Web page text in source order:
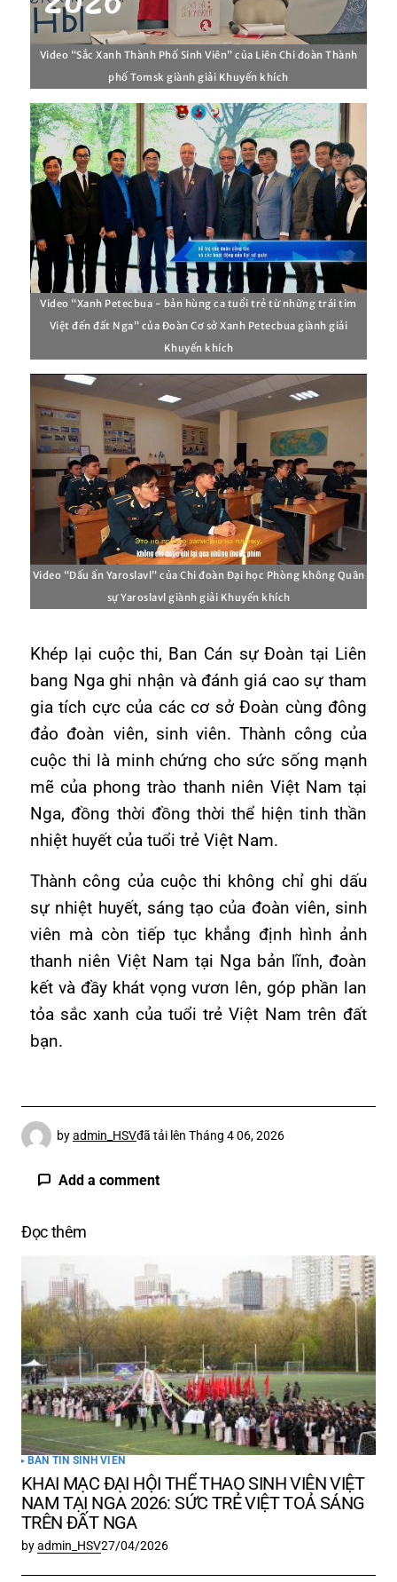
Video “Sắc Xanh Thành Phố Sinh Viên” của Liên Chi đoàn Thành
phố Tomsk giành giải Khuyến khích
Video “Xanh Petecbua - bản hùng ca tuổi trẻ từ những trái tim
Việt đến đất Nga” của Đoàn Cơ sở Xanh Petecbua giành giải
Khuyến khích
Video “Dấu ấn Yaroslavl” của Chi đoàn Đại học Phòng không Quân
sự Yaroslavl giành giải Khuyến khích
Khép lại cuộc thi, Ban Cán sự Đoàn tại Liên
bang Nga ghi nhận và đánh giá cao sự tham
gia tích cực của các cơ sở Đoàn cùng đông
đảo đoàn viên, sinh viên. Thành công của
cuộc thi là minh chứng cho sức sống mạnh
mẽ của phong trào thanh niên Việt Nam tại
Nga, đồng thời đồng thời thể hiện tinh thần
nhiệt huyết của tuổi trẻ Việt Nam.
Thành công của cuộc thi không chỉ ghi dấu
sự nhiệt huyết, sáng tạo của đoàn viên, sinh
viên mà còn tiếp tục khẳng định hình ảnh
thanh niên Việt Nam tại Nga bản lĩnh, đoàn
kết và đầy khát vọng vươn lên, góp phần lan
tỏa sắc xanh của tuổi trẻ Việt Nam trên đất
bạn.
byadmin_HSVđã tải lên Tháng 4 06, 2026
Add a comment
Email của bạn sẽ không được hiển thị công
khai. Các trường bắt buộc được đánh dấu*
Comment*
Your Name*
Your E-mail *
Lưu tên của tôi, email, và trang web trong
tôi.
Đọc thêm
BẢN TIN SINH VIÊN
KHAI MẠC ĐẠI HỘI THỂ THAO SINH VIÊN VIỆT
NAM TẠI NGA 2026: SỨC TRẺ VIỆT TOẢ SÁNG
TRÊN ĐẤT NGA
byadmin_HSV27/04/2026